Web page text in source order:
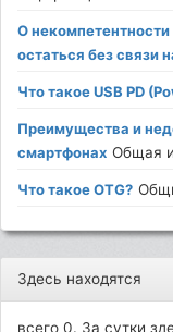
О
остаться без связи
Что такое USB PD
Преимущества и
смартфонах Общая
Что такое OTG?
Здесь находятся
всего 0. За сутки